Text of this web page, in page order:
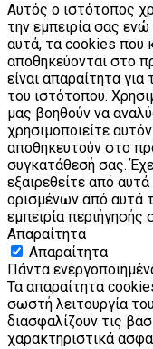
Αυτός ο ιστότοπος
την εμπειρία σας
αυτά, τα cookies που
αποθηκεύονται στο
είναι απαραίτητα
του ιστότοπου.
μας βοηθούν να
χρησιμοποιείτε
αποθηκευτούν στο
συγκατάθεσή σας.
εξαιρεθείτε από
ορισμένων από αυτά
εμπειρία περιήγησής
Απαραίτητα
Απαραίτητα
Πάντα
Τα απαραίτητα
σωστή λειτουργία
διασφαλίζουν τις
χαρακτηριστικά